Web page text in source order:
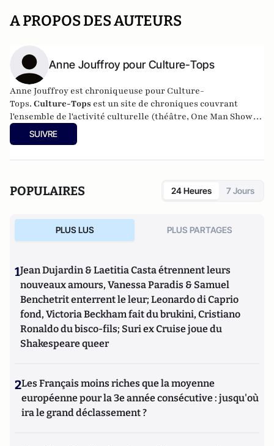
A PROPOS DES AUTEURS
Anne Jouffroy pour Culture-Tops
Anne Jouffroy est chroniqueuse pour Culture-
Tops. Culture-Tops est un site de chroniques couvrant
l'ensemble de l'activité culturelle (théâtre, One Man Shows,
opéras, ballets, spectacles divers, cinéma, expos, livres,
etc.).
SUIVRE
POPULAIRES 24 Heures 7 Jours
PLUS LUS PLUS PARTAGES
1Jean Dujardin & Laetitia Casta étrennent leurs
nouveaux amours, Vanessa Paradis & Samuel
Benchetrit enterrent le leur; Leonardo di Caprio
fond, Victoria Beckham fait du brukini, Cristiano
Ronaldo du bisco-fils; Suri ex Cruise joue du
Shakespeare queer
2Les Français moins riches que la moyenne
européenne pour la 3e année consécutive : jusqu'où
ira le grand déclassement ?